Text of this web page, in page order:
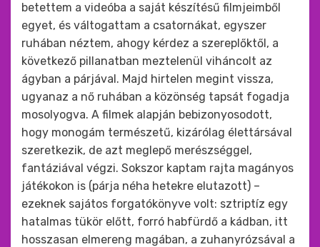
betettem a videóba a saját készítésű filmjeimből
egyet, és váltogattam a csatornákat, egyszer
ruhában néztem, ahogy kérdez a szereplőktől, a
következő pillanatban meztelenül viháncolt az
ágyban a párjával. Majd hirtelen megint vissza,
ugyanaz a nő ruhában a közönség tapsát fogadja
mosolyogva. A filmek alapján bebizonyosodott,
hogy monogám természetű, kizárólag élettársával
szeretkezik, de azt meglepő merészséggel,
fantáziával végzi. Sokszor kaptam rajta magányos
játékokon is (párja néha hetekre elutazott) –
ezeknek sajátos forgatókönyve volt: sztriptíz egy
hatalmas tükör előtt, forró habfürdő a kádban, itt
hosszasan elmereng magában, a zuhanyrózsával a